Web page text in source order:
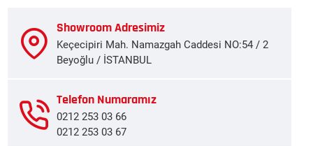
Showroom Adresimiz
Keçecipiri Mah. Namazgah Caddesi NO:54 / 2
Beyoğlu / İSTANBUL
Telefon Numaramız
0212 253 03 66
0212 253 03 67